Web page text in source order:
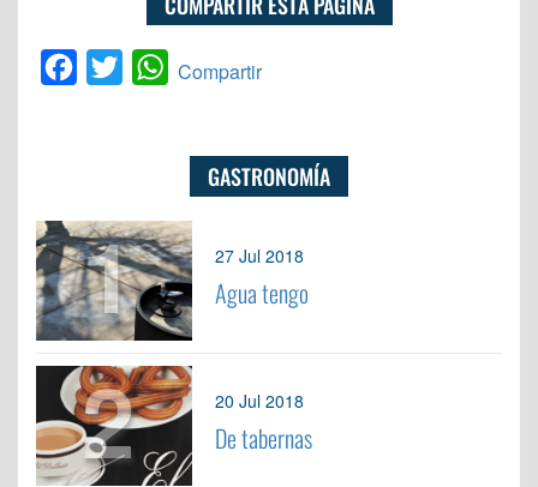
Facebook
Twitter WhatsApp
Compartir
GASTRONOMÍA
1 27 Jul 2018
Agua tengo
2 20 Jul 2018
De tabernas